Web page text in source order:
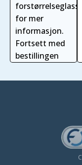
for mer
informasjon.
Fortsett med
bestillingen